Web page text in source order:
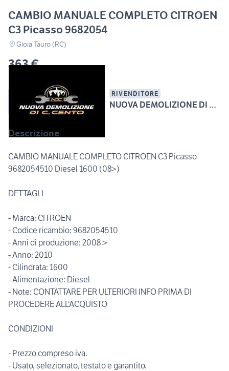
CAMBIO MANUALE COMPLETO CITROEN
C3 Picasso 9682054
Gioia Tauro (RC)
363 €
RIVENDITORE
NUOVA DEMOLIZIONE DI CHRISTOPHER CENTO
Descrizione
CAMBIO MANUALE COMPLETO CITROEN C3 Picasso
9682054510 Diesel 1600 (08>)
DETTAGLI
- Marca: CITROEN
- Codice ricambio: 9682054510
- Anni di produzione: 2008 >
- Anno: 2010
- Cilindrata: 1600
- Alimentazione: Diesel
- Note: CONTATTARE PER ULTERIORI INFO PRIMA DI
PROCEDERE ALL'ACQUISTO
CONDIZIONI
- Prezzo compreso iva.
- Usato, selezionato, testato e garantito.